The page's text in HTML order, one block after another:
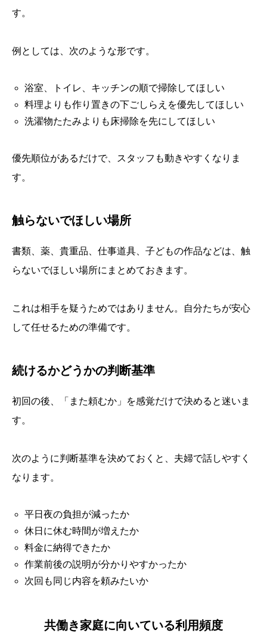
す。
例としては、次のような形です。
浴室、トイレ、キッチンの順で掃除してほしい
料理よりも作り置きの下ごしらえを優先してほしい
洗濯物たたみよりも床掃除を先にしてほしい
優先順位があるだけで、スタッフも動きやすくなりま
す。
触らないでほしい場所
書類、薬、貴重品、仕事道具、子どもの作品などは、触
らないでほしい場所にまとめておきます。
これは相手を疑うためではありません。自分たちが安心
して任せるための準備です。
続けるかどうかの判断基準
初回の後、「また頼むか」を感覚だけで決めると迷いま
す。
次のように判断基準を決めておくと、夫婦で話しやすく
なります。
平日夜の負担が減ったか
休日に休む時間が増えたか
料金に納得できたか
作業前後の説明が分かりやすかったか
次回も同じ内容を頼みたいか
共働き家庭に向いている利用頻度